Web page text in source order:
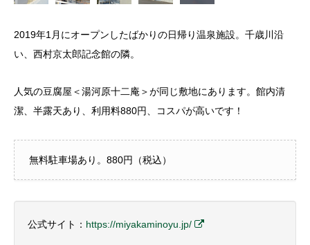
2019年1月にオープンしたばかりの日帰り温泉施設。千歳川沿
い、西村京太郎記念館の隣。
人気の豆腐屋＜湯河原十二庵＞が同じ敷地にあります。館内清
潔、半露天あり、利用料880円、コスパが高いです！
無料駐車場あり。880円（税込）
公式サイト： https://miyakaminoyu.jp/